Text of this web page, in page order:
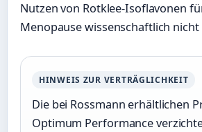
Nutzen von Rotklee-Isoflavonen
Menopause wissenschaftlich
HINWEIS ZUR VERTRÄGLICHKEIT
Die bei Rossmann erhältlichen
Optimum Performance